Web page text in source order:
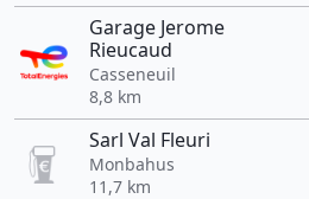
Garage Jerome
Rieucaud
Casseneuil
8,8 km
Sarl Val Fleuri
Monbahus
11,7 km